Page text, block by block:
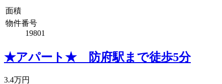
面積
物件番号
19801
★アパート★ 防府駅まで徒歩5分
3.4万円